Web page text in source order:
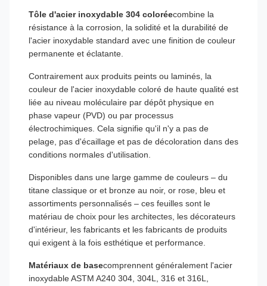
Tôle d'acier inoxydable 304 coloréecombine la
résistance à la corrosion, la solidité et la durabilité de
l'acier inoxydable standard avec une finition de couleur
permanente et éclatante.
Contrairement aux produits peints ou laminés, la
couleur de l'acier inoxydable coloré de haute qualité est
liée au niveau moléculaire par dépôt physique en
phase vapeur (PVD) ou par processus
électrochimiques. Cela signifie qu'il n'y a pas de
pelage, pas d'écaillage et pas de décoloration dans des
conditions normales d'utilisation.
Disponibles dans une large gamme de couleurs – du
titane classique or et bronze au noir, or rose, bleu et
assortiments personnalisés – ces feuilles sont le
matériau de choix pour les architectes, les décorateurs
d'intérieur, les fabricants et les fabricants de produits
qui exigent à la fois esthétique et performance.
Matériaux de basecomprennent généralement l'acier
inoxydable ASTM A240 304, 304L, 316 et 316L,